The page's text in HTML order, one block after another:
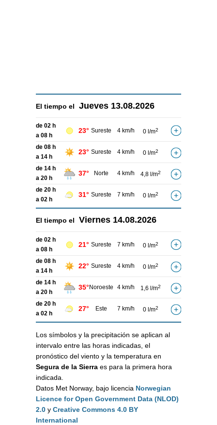
El tiempo el Jueves 13.08.2026
de 02 h
a 08 h
23° Sureste 4 km/h 0 l/m2
de 08 h
a 14 h
23° Sureste 4 km/h 0 l/m2
de 14 h
a 20 h
37° Norte 4 km/h 4,8 l/m2
de 20 h
a 02 h
31° Sureste 7 km/h 0 l/m2
El tiempo el Viernes 14.08.2026
de 02 h
a 08 h
21° Sureste 7 km/h 0 l/m2
de 08 h
a 14 h
22° Sureste 4 km/h 0 l/m2
de 14 h
a 20 h
35° Noroeste 4 km/h 1,6 l/m2
de 20 h
a 02 h
27° Este 7 km/h 0 l/m2
Los símbolos y la precipitación se aplican al
intervalo entre las horas indicadas, el
pronóstico del viento y la temperatura en
Segura de la Sierra es para la primera hora
indicada.
Datos Met Norway, bajo licencia Norwegian
Licence for Open Government Data (NLOD)
2.0 y Creative Commons 4.0 BY
International